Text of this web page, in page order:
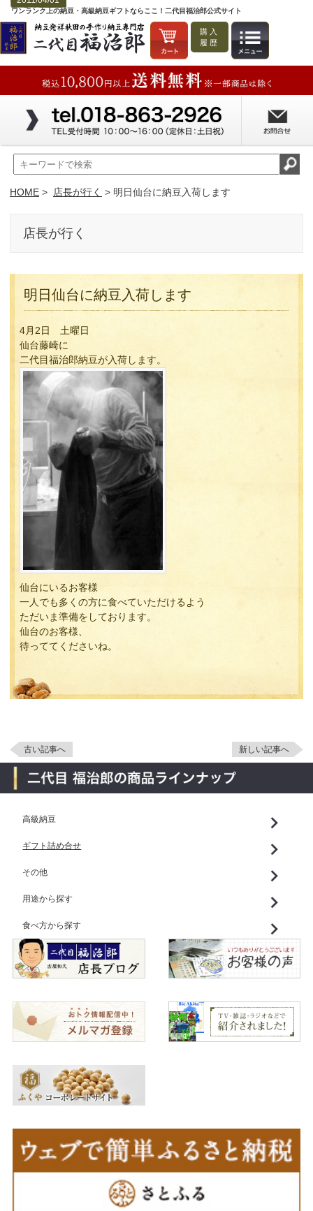
ワンランク上の納豆・高級納豆ギフトならここ！二代目福治郎公式サイト
購入
履歴
HOME > 店長が行く > 明日仙台に納豆入荷します
店長が行く
明日仙台に納豆入荷します
4月2日 土曜日
仙台藤崎に
二代目福治郎納豆が入荷します。
仙台にいるお客様
一人でも多くの方に食べていただけるよう
ただいま準備をしております。
仙台のお客様、
待っててくださいね。
古い記事へ 新しい記事へ
高級納豆
ギフト詰め合せ
その他
用途から探す
食べ方から探す